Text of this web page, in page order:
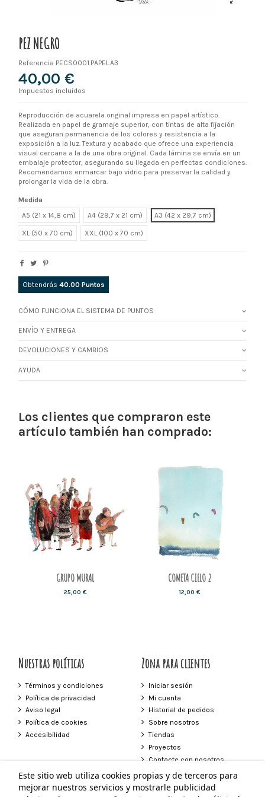
PEZ NEGRO
Referencia PECS0001.PAPEL.A3
40,00 €
Impuestos incluidos
Reproducción de acuarela original impresa en papel artístico.
Realizada en papel de gramaje superior, con tintas de alta fijación
que aseguran permanencia de los colores y resistencia a la
exposición a la luz. Textura y acabado que ofrece una experiencia
visual cercana a la de una obra original. Cada lámina se envía en un
embalaje protector, asegurando su llegada en perfectas condiciones.
Recomendamos enmarcar bajo vidrio para preservar la calidad y
prolongar la vida de la obra.
Medida
A5 (21 x 14,8 cm)
A4 (29,7 x 21 cm) A3 (42 x 29,7 cm)
XL XXL
Obtendrás 40.00 Puntos
CÓMO FUNCIONA EL SISTEMA DE PUNTOS
ENVÍO Y ENTREGA
DEVOLUCIONES Y CAMBIOS
AYUDA
Los clientes que compraron este
artículo también han comprado:
GRUPO MURAL
25,00 €
COMETA CIELO 2
12,00 €
Nuestras políticas
Términos y condiciones
Política de privacidad
Aviso legal
Política de cookies
Accesibilidad
Zona para clientes
Iniciar sesión
Mi cuenta
Historial de pedidos
Sobre nosotros
Tiendas
Proyectos
Contacte con nosotros
Contacto
Este sitio web utiliza cookies propias y de terceros para
mejorar nuestros servicios y mostrarle publicidad